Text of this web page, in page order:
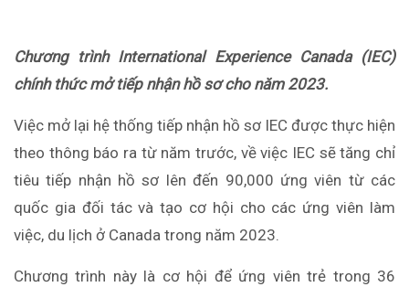
Chương trình International Experience Canada (IEC)
chính thức mở tiếp nhận hồ sơ cho năm 2023.
Việc mở lại hệ thống tiếp nhận hồ sơ IEC được thực hiện
theo thông báo ra từ năm trước, về việc IEC sẽ tăng chỉ
tiêu tiếp nhận hồ sơ lên đến 90,000 ứng viên từ các
quốc gia đối tác và tạo cơ hội cho các ứng viên làm
việc, du lịch ở Canada trong năm 2023.
Chương trình này là cơ hội để ứng viên trẻ trong 36